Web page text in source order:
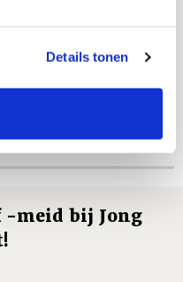
Details tonen
-meid bij Jong